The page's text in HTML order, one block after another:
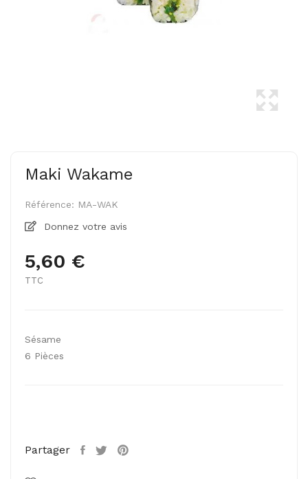
Maki Wakame
Référence: MA-WAK
Donnez votre avis
5,60 €
TTC
Sésame
6 Pièces
Partager